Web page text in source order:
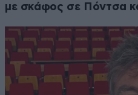
με σκάφος σε Πόντσα